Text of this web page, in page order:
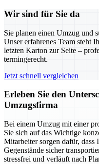
Wir sind für Sie da
Sie planen einen Umzug und
Unser erfahrenes Team steht
letzten Karton zur Seite –
termingerecht.
Jetzt schnell vergleichen
Erleben Sie den
Umzugsfirma
Bei einem Umzug mit einer
Sie sich auf das Wichtige
Mitarbeiter sorgen dafür, dass
Gegenstände sicher
stressfrei und verläuft nach